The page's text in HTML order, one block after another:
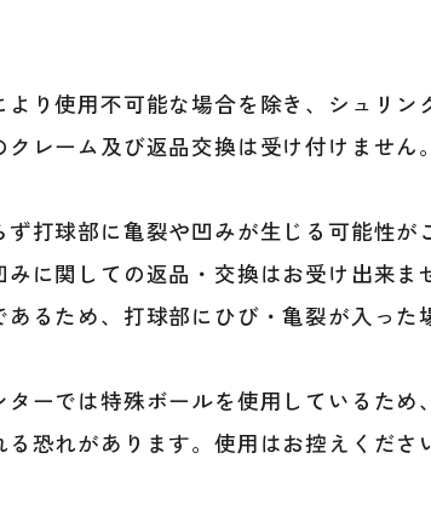
より使用不可能な場合を除き、シュリ
レーム及び返品交換は受け付けません。
打球部に亀裂や凹みが生じる可能性が
に関しての返品・交換はお受け出来ま
るため、打球部にひび・亀裂が入った
ーでは特殊ボールを使用しているため、
恐れがあります。使用はお控えくださ